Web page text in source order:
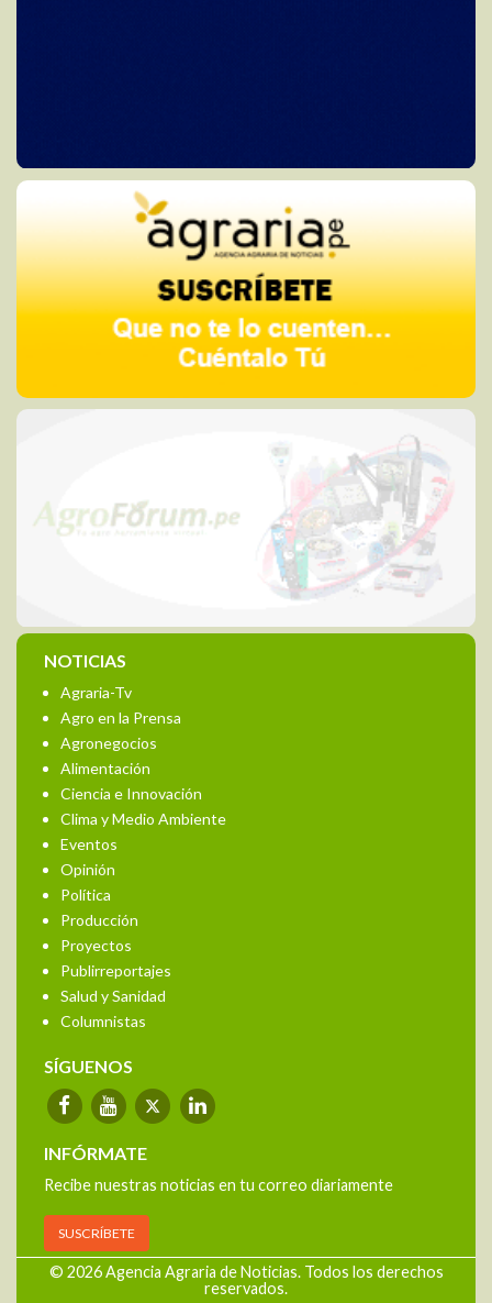
NOTICIAS
Agraria-Tv
Agro en la Prensa
Agronegocios
Alimentación
Ciencia e Innovación
Clima y Medio Ambiente
Eventos
Opinión
Política
Producción
Proyectos
Publirreportajes
Salud y Sanidad
Columnistas
SÍGUENOS
INFÓRMATE
Recibe nuestras noticias en tu correo diariamente
SUSCRÍBETE
© 2026 Agencia Agraria de Noticias. Todos los derechos
reservados.